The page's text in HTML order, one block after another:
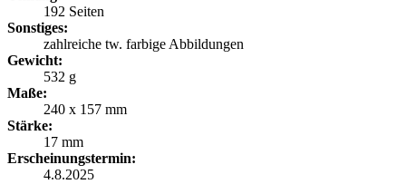
192 Seiten
Sonstiges:
zahlreiche tw. farbige Abbildungen
Gewicht:
532 g
Maße:
240 x 157 mm
Stärke:
17 mm
Erscheinungstermin:
4.8.2025